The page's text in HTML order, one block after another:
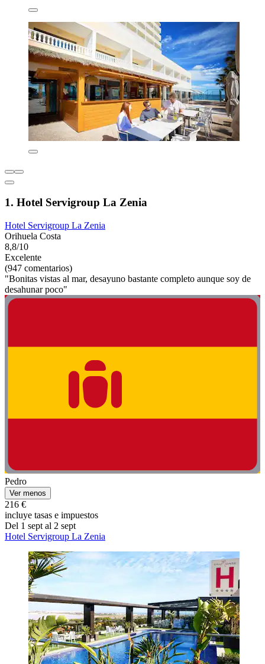
1. Hotel Servigroup La Zenia
Hotel Servigroup La Zenia
Orihuela Costa
8,8/10
Excelente
(947 comentarios)
"Bonitas vistas al mar, desayuno bastante completo aunque soy de
desahunar poco"
Pedro
Ver menos
216 €
incluye tasas e impuestos
Del 1 sept al 2 sept
Hotel Servigroup La Zenia